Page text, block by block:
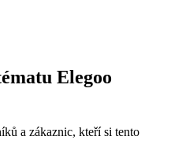
Elegoo
a zákaznic, kteří si tento